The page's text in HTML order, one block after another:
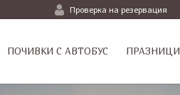
Проверка на резервация
ПОЧИВКИ С АВТОБУС ПРАЗНИЦИ